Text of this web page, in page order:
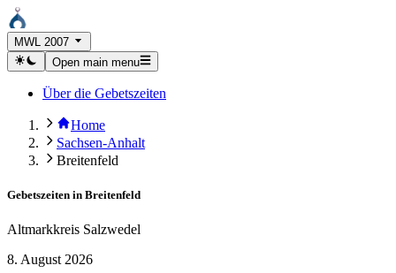
MWL 2007
Open main menu
Über die Gebetszeiten
Home
Sachsen-Anhalt
Breitenfeld
Gebetszeiten in Breitenfeld
Altmarkkreis Salzwedel
8. August 2026